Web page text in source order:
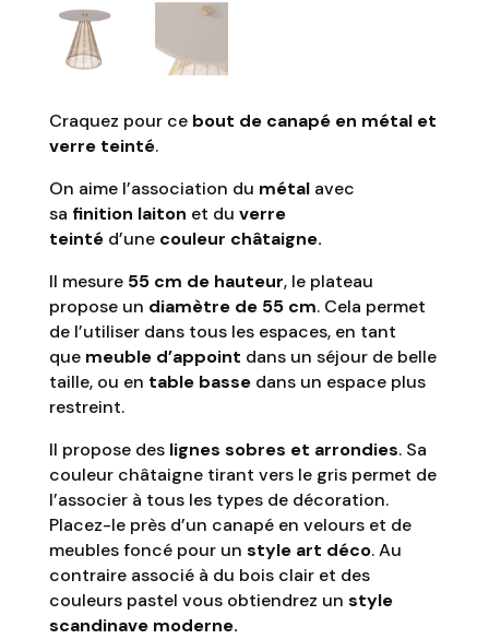
Craquez pour ce bout de canapé en métal et
verre teinté.
On aime l’association du métalavec
sa finition laiton et du verre
teintéd’une couleur châtaigne.
Il mesure 55 cm de hauteur, le plateau
propose un diamètre de 55 cm. Cela permet
de l’utiliser dans tous les espaces, en tant
que meuble d’appoint dans un séjour de belle
taille, ou en table bassedans un espace plus
restreint.
Il propose deslignes sobres et arrondies. Sa
couleur châtaigne tirant vers le gris permet de
l’associer à tous les types de décoration.
Placez-le près d’un canapé en velours et de
meubles foncé pour un style art déco. Au
contraire associé à du bois clair et des
couleurs pastel vous obtiendrez un style
scandinave moderne.